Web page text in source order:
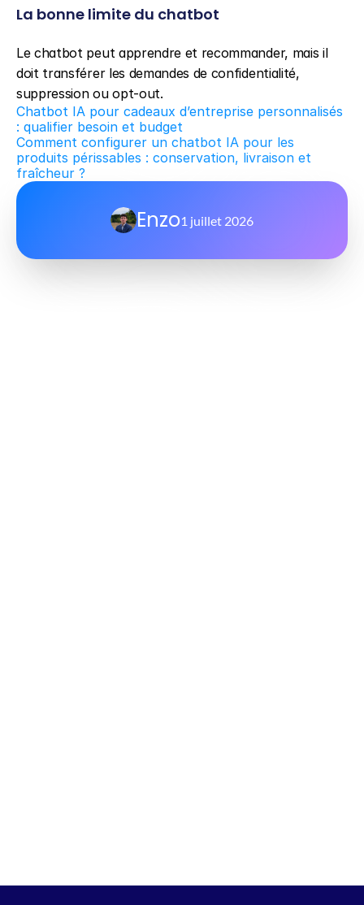
La bonne limite du chatbot
Le chatbot peut apprendre et recommander, mais il
doit transférer les demandes de confidentialité,
suppression ou opt-out.
Chatbot IA pour cadeaux d’entreprise personnalisés
: qualifier besoin et budget
Comment configurer un chatbot IA pour les
produits périssables : conservation, livraison et
fraîcheur ?
Enzo1 juillet 2026